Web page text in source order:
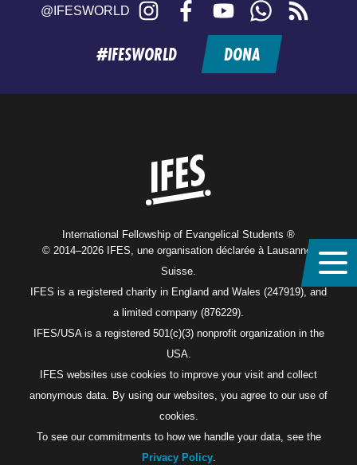
@IFESWORLD Instagram FacebookYouTubeWhatsApp
feed
#IFESWORLD DONA
International Fellowship of Evangelical Students ®
© 2014–2026 IFES, une organisation déclarée à Lausanne,
Suisse.
IFES is a registered charity in England and Wales (247919), and
a limited company (876229).
IFES/USA is a registered 501(c)(3) nonprofit organization in the
USA.
IFES websites use cookies to improve your visit and collect
anonymous data. By using our websites, you agree to our use of
cookies.
To see our commitments to how we handle your data, see the
Privacy Policy.